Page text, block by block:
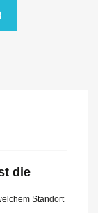
die
Standort